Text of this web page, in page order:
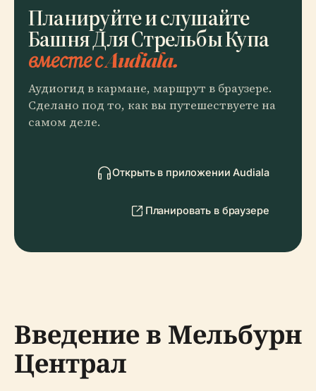
Планируйте и слушайте
Башня Для Стрельбы Купа
вместе с Audiala.
Аудиогид в кармане, маршрут в браузере.
Сделано под то, как вы путешествуете на
самом деле.
Открыть в приложении Audiala
Планировать в браузере
Введение в Мельбурн
Централ